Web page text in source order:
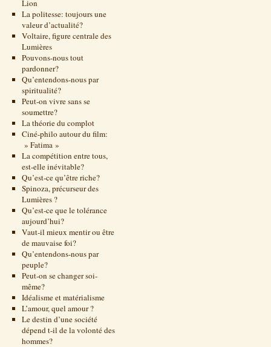
Lion
La politesse: toujours une
valeur d’actualité?
Voltaire, figure centrale des
Lumières
Pouvons-nous tout
pardonner?
Qu’entendons-nous par
spiritualité?
Peut-on vivre sans se
soumettre?
La théorie du complot
Ciné-philo autour du film:
» Fatima »
La compétition entre tous,
est-elle inévitable?
Qu’est-ce qu’être riche?
Spinoza, précurseur des
Lumières ?
Qu’est-ce que le tolérance
aujourd’hui?
Vaut-il mieux mentir ou être
de mauvaise foi?
Qu’entendons-nous par
peuple?
Peut-on se changer soi-
même?
Idéalisme et matérialisme
L’amour, quel amour ?
Le destin d’une société
dépend t-il de la volonté des
hommes?